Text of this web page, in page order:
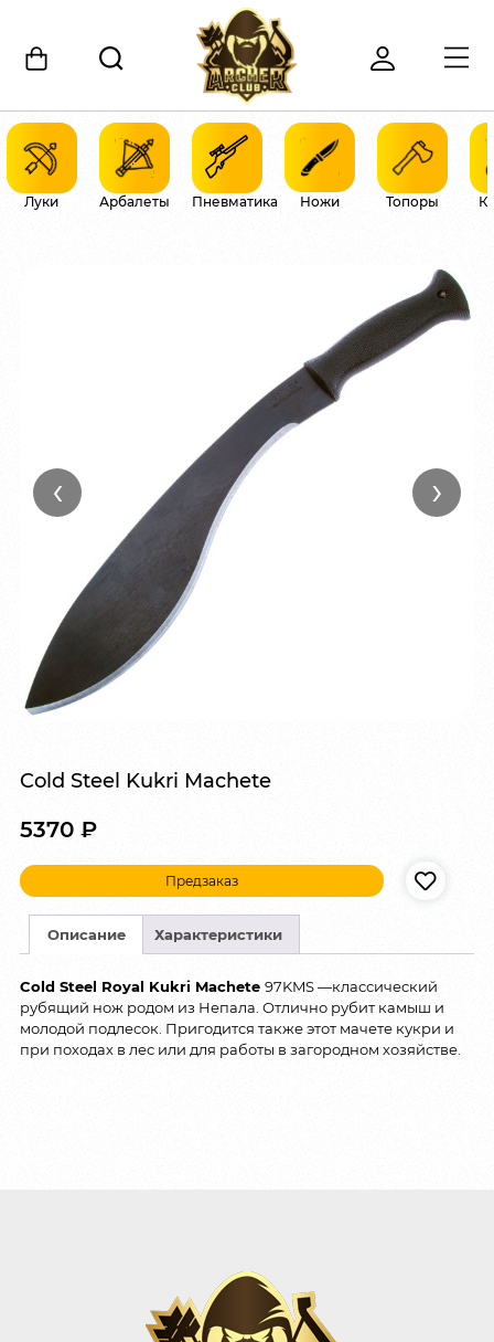
Луки Арбалеты Пневматика Ножи Топоры
‹ ›
Cold Steel Kukri Machete
5370 ₽
Предзаказ
Описание Характеристики
Cold Steel Royal Kukri Machete 97KMS —классический
рубящий нож родом из Непала. Отлично рубит камыш и
молодой подлесок. Пригодится также этот мачете кукри и
при походах в лес или для работы в загородном хозяйстве.